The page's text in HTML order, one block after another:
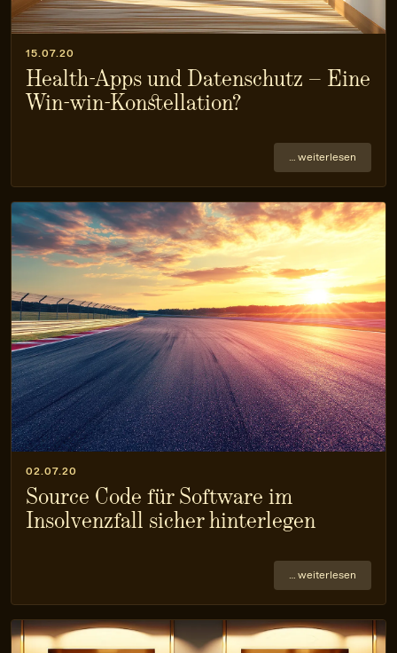
15.07.20
Health-Apps und Datenschutz – Eine
Win-win-Konstellation?
… weiterlesen
02.07.20
Source Code für Software im
Insolvenzfall sicher hinterlegen
… weiterlesen